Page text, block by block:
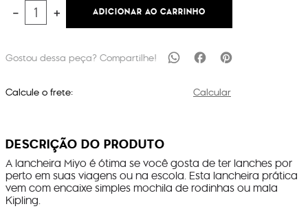
＋
－ ADICIONAR AO CARRINHO
Calcule o frete: Calcular
DESCRIÇÃO DO PRODUTO
A lancheira Miyo é ótima se você gosta de ter lanches por
perto em suas viagens ou na escola. Esta lancheira prática
vem com encaixe simples mochila de rodinhas ou mala
Kipling.